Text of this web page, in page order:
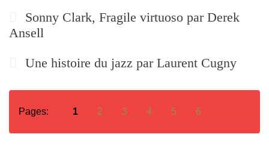
Sonny Clark, Fragile virtuoso par Derek
Ansell
Une histoire du jazz par Laurent Cugny
Pages: 1 2 3 4 5 6